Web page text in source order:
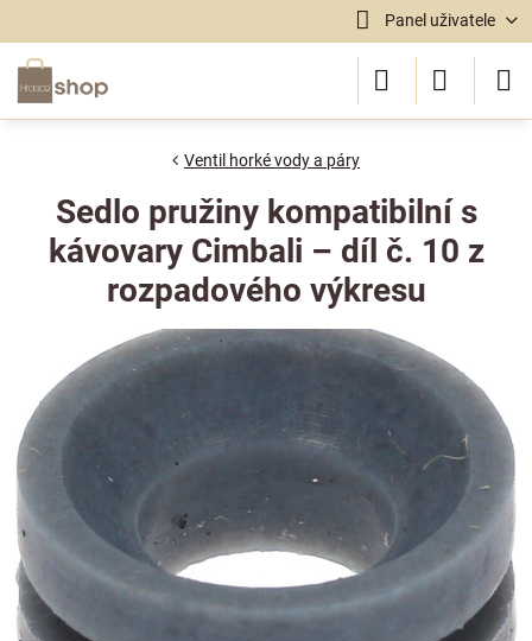
Panel uživatele
Ventil horké vody a páry
Sedlo pružiny kompatibilní s
kávovary Cimbali – díl č. 10 z
rozpadového výkresu